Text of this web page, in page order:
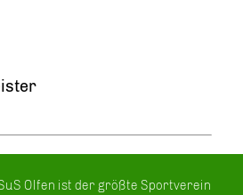
Olfen ist der größte Sportverein